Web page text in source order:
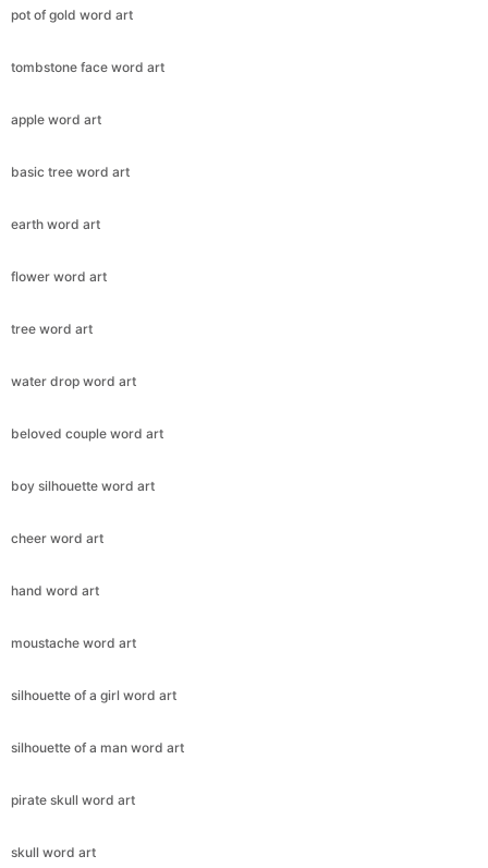
pot of gold word art
tombstone face word art
apple word art
basic tree word art
earth word art
flower word art
tree word art
water drop word art
beloved couple word art
boy silhouette word art
cheer word art
hand word art
moustache word art
silhouette of a girl word art
silhouette of a man word art
pirate skull word art
skull word art